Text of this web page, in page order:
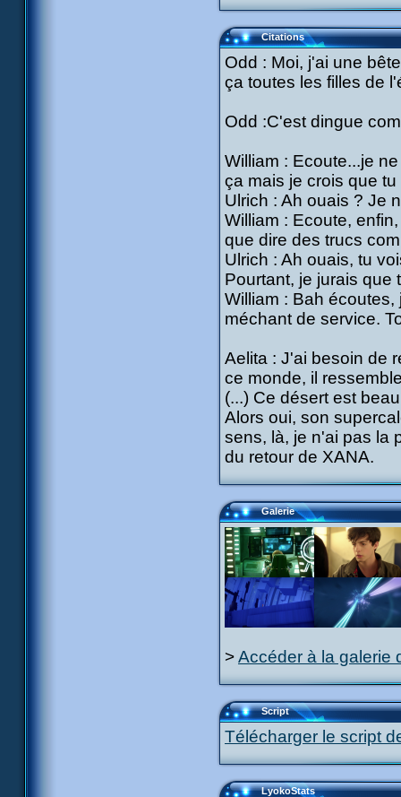
Citations
Odd : Moi, j'ai une
ça toutes les filles de
Odd :C'est dingue
William : Ecoute...je
ça mais je crois que
Ulrich : Ah ouais ? Je
William : Ecoute,
que dire des trucs
Ulrich : Ah ouais, tu
Pourtant, je jurais que
William : Bah
méchant de service.
Aelita : J'ai besoin de
ce monde, il
(...) Ce désert est
Alors oui, son
sens, là, je n'ai pas la
du retour de XANA.
Galerie
>Accéder à la galerie
Script
Télécharger le script
LyokoStats